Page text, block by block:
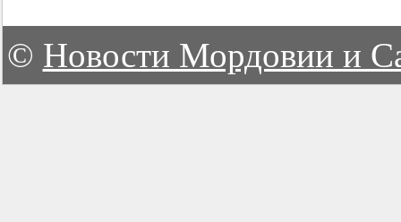
© Новости Мордовии и